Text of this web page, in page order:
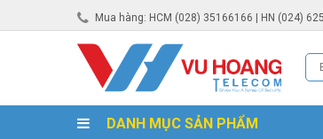
Mua hàng: HCM (028) 35166166 | HN (024)
DANH MỤC SẢN PHẨM